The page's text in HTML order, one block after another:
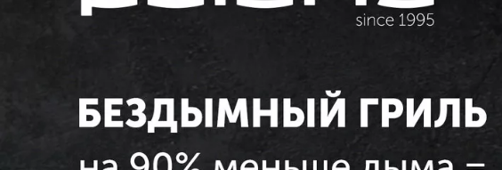
Family size - до 8 порций
Панели гриля расположены под наклоном,
стекать сразу в поддон, за счёт чего стейк
собственном соку
Панели съёмные, можно мыть в